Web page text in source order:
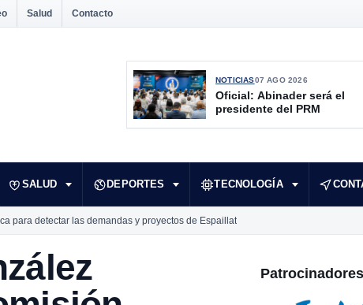
Salud Contacto
NOTICIAS07 AGO 2026
Oficial: Abinader será el
presidente del PRM
SALUD DEPORTES TECNOLOGÍA
para detectar las demandas y proyectos de Espaillat
Patrocinadores